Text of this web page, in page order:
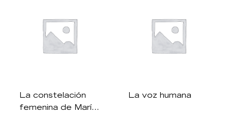
La constelación
femenina de María
La voz humana